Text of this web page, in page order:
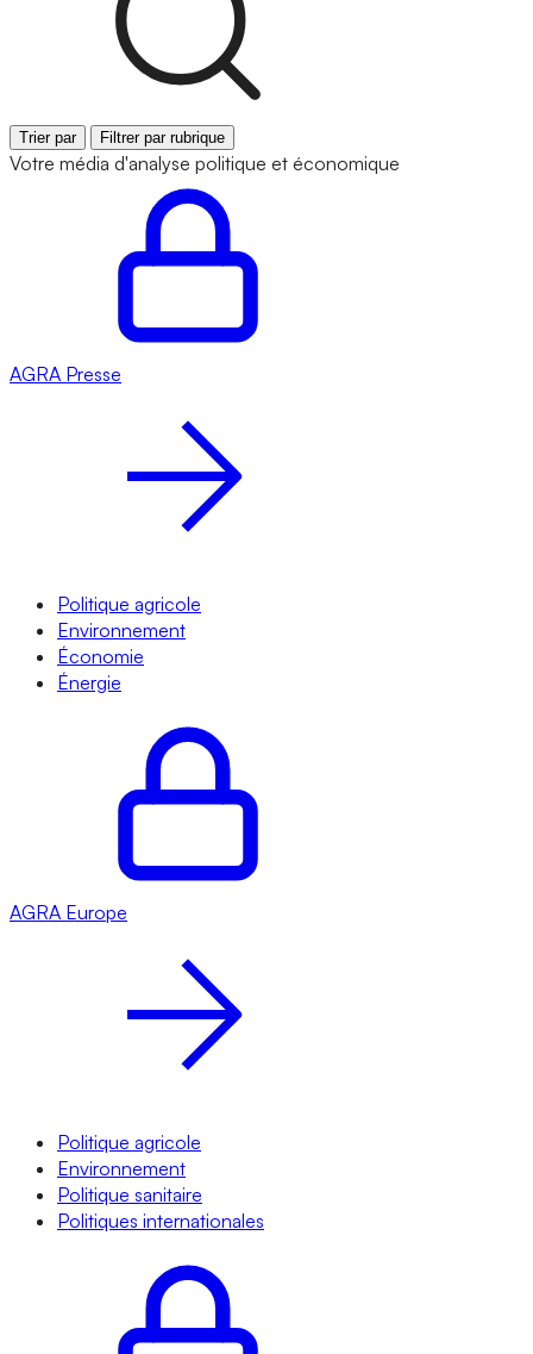
Trier par Filtrer par rubrique
Votre média d'analyse politique et économique
AGRA Presse
Politique agricole
Environnement
Économie
Énergie
AGRA Europe
Politique agricole
Environnement
Politique sanitaire
Politiques internationales